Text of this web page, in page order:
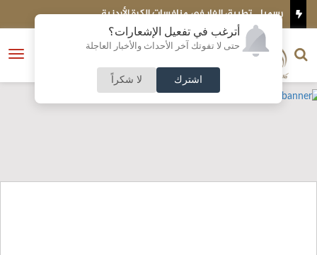
أترغب في تفعيل الإشعارات؟
حتى لا تفوتك آخر الأحداث والأخبار العاجلة
اشترك لا شكراً
رسميا .. تطبيق الفار في منافسات الكرة الأردنية
فتح
الناشر و رئيس التحرير
النسخة الكاملة